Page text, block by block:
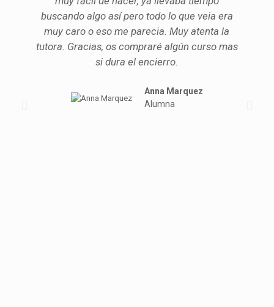
buscando algo así pero todo lo que veia era
muy caro o eso me parecia. Muy atenta la
tutora. Gracias, os compraré algún curso mas
si dura el encierro.
Anna Marquez
Alumna